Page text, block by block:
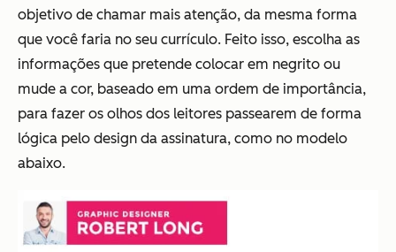
objetivo de chamar mais atenção, da mesma forma
que você faria no seu currículo. Feito isso, escolha as
informações que pretende colocar em negrito ou
mude a cor, baseado em uma ordem de importância,
para fazer os olhos dos leitores passearem de forma
lógica pelo design da assinatura, como no modelo
abaixo.